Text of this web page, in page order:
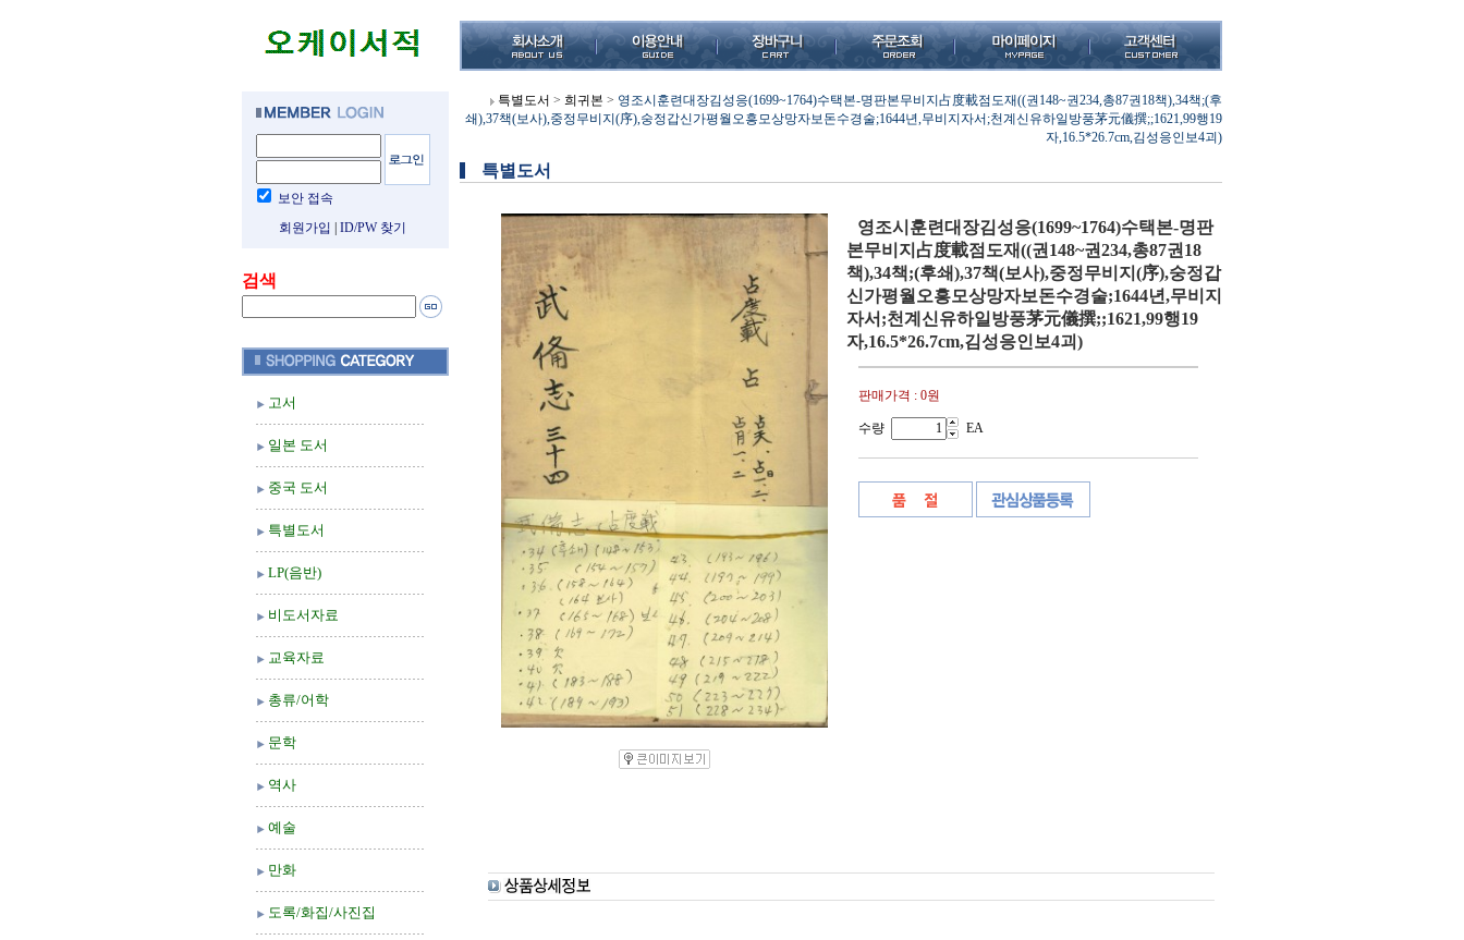
보안 접속
회원가입
ID/PW 찾기
검색
고서
일본 도서
중국 도서
특별도서
LP(음반)
비도서자료
교육자료
총류/어학
문학
역사
예술
만화
도록/화집/사진집
특별도서 > 희귀본 > 영조시훈련대장김성응(1699~1764)수택본-명판본무비지占度載점도재((권148~권234,총87권18책),34책;(후
쇄),37책(보사),중정무비지(序),숭정갑신가평월오흥모상망자보돈수경술;1644년,무비지자서;천계신유하일방풍茅元儀撰;;1621,99행19
자,16.5*26.7cm,김성응인보4괴)
특별도서
영조시훈련대장김성응(1699~1764)수택본-명판
본무비지占度載점도재((권148~권234,총87권18
책),34책;(후쇄),37책(보사),중정무비지(序),숭정갑
신가평월오흥모상망자보돈수경술;1644년,무비지
자서;천계신유하일방풍茅元儀撰;;1621,99행19
자,16.5*26.7cm,김성응인보4괴)
판매가격 : 0원
수량 EA